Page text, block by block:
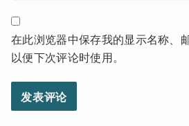
在此浏览器中保存我的显示名称、
以便下次评论时使用。